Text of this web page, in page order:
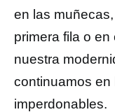
en las
primera fila o
nuestra
continuamos en
imperdonables.